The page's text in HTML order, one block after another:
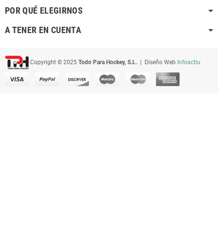
POR QUÉ ELEGIRNOS
A TENER EN CUENTA
Copyright © 2025 Todo Para Hockey, S.L. | Diseño Web Infoactiu